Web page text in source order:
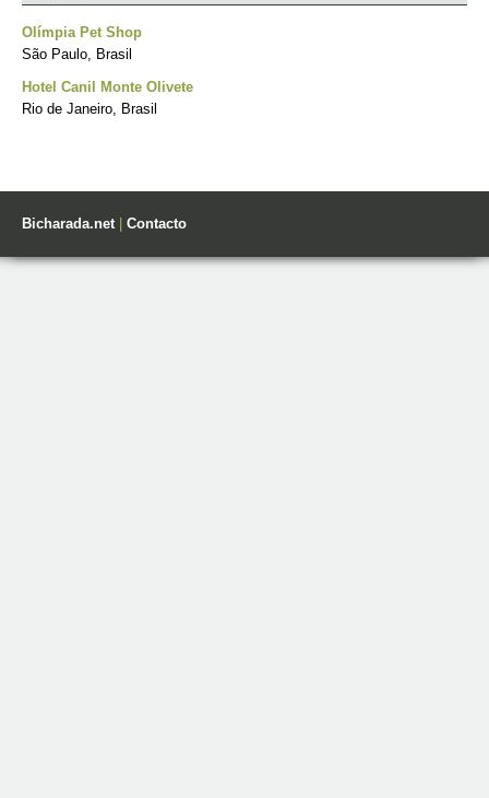
Olímpia Pet Shop
São Paulo, Brasil
Hotel Canil Monte Olivete
Rio de Janeiro, Brasil
Bicharada.net| Contacto